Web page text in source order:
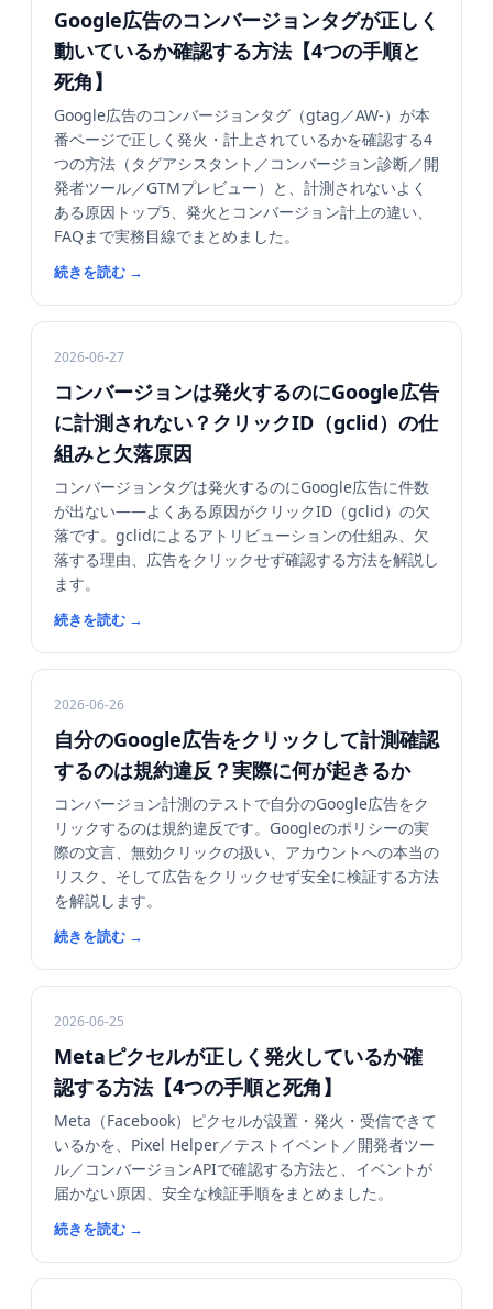
Google広告のコンバージョンタグが正しく
動いているか確認する方法【4つの手順と
死角】
Google広告のコンバージョンタグ（gtag／AW-）が本
番ページで正しく発火・計上されているかを確認する4
つの方法（タグアシスタント／コンバージョン診断／開
発者ツール／GTMプレビュー）と、計測されないよく
ある原因トップ5、発火とコンバージョン計上の違い、
FAQまで実務目線でまとめました。
続きを読む →
2026-06-27
コンバージョンは発火するのにGoogle広告
に計測されない？クリックID（gclid）の仕
組みと欠落原因
コンバージョンタグは発火するのにGoogle広告に件数
が出ない——よくある原因がクリックID（gclid）の欠
落です。gclidによるアトリビューションの仕組み、欠
落する理由、広告をクリックせず確認する方法を解説し
ます。
続きを読む →
2026-06-26
自分のGoogle広告をクリックして計測確認
するのは規約違反？実際に何が起きるか
コンバージョン計測のテストで自分のGoogle広告をク
リックするのは規約違反です。Googleのポリシーの実
際の文言、無効クリックの扱い、アカウントへの本当の
リスク、そして広告をクリックせず安全に検証する方法
を解説します。
続きを読む →
2026-06-25
Metaピクセルが正しく発火しているか確
認する方法【4つの手順と死角】
Meta（Facebook）ピクセルが設置・発火・受信できて
いるかを、Pixel Helper／テストイベント／開発者ツー
ル／コンバージョンAPIで確認する方法と、イベントが
届かない原因、安全な検証手順をまとめました。
続きを読む →